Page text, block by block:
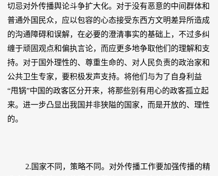
切忌对外传播舆论斗争扩大化。对于没有恶意的中间群体和
普通外国民众，应以包容的心态接受东西方文明差异所造成
的沟通障碍和误解，在必要的澄清事实的基础上，不过多纠
缠于顽固观点和偏执言论，而应更多地争取他们的理解和支
持。对于国外理性的、尊重生命的、对人民负责的政治家和
公共卫生专家，要积极发声支持。将他们与为了自身利益
“甩锅”中国的政客区分开来，将那些别有用心的政客孤立起
来。进一步凸显出我国并非狭隘的国家，而是开放的、理性
的。
2.国家不同，策略不同。对外传播工作要加强传播的精